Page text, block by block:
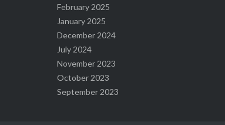
February 2025
January 2025
December 2024
July 2024
November 2023
October 2023
September 2023